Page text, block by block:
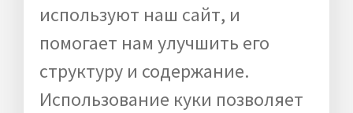
используют наш сайт, и
помогает нам улучшить его
структуру и содержание.
Использование куки позволяет